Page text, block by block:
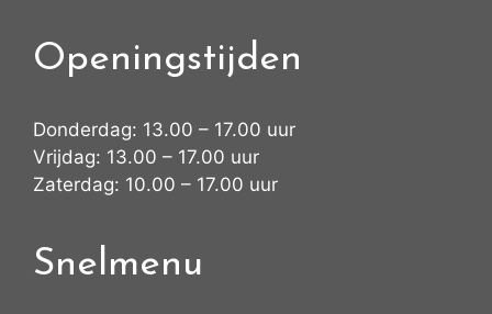
Openingstijden
Donderdag: 13.00 – 17.00 uur
Vrijdag: 13.00 – 17.00 uur
Zaterdag: 10.00 – 17.00 uur
Snelmenu